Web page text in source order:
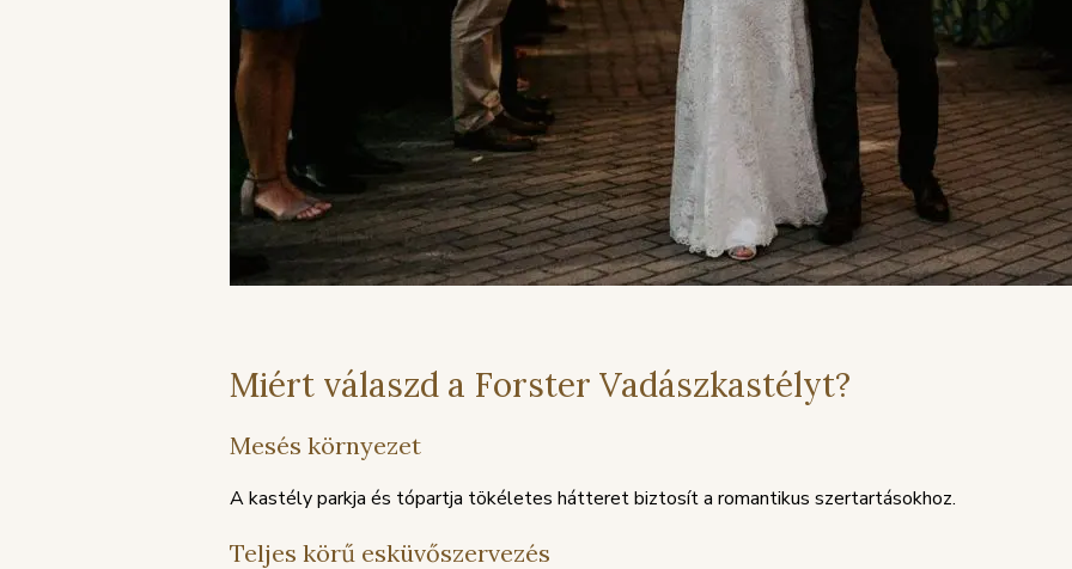
Miért válaszd a Forster Vadászkastélyt?
Mesés környezet
A kastély parkja és tópartja tökéletes hátteret biztosít a romantikus szertartásokhoz.
Teljes körű esküvőszervezés